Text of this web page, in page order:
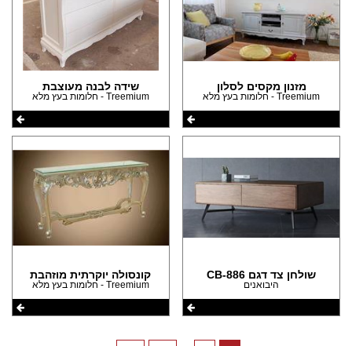
מזנון מקסים לסלון
Treemium - חלומות בעץ מלא
שידה לבנה מעוצבת
Treemium - חלומות בעץ מלא
שולחן צד דגם CB-886
היבואנים
קונסולה יוקרתית מוזהבת
Treemium - חלומות בעץ מלא